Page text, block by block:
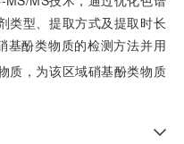
类型、提取方式及提取时长
基酚类物质的检测方法并用
质，为该区域硝基酚类物质